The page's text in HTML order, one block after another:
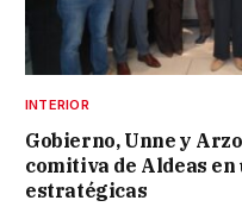
INTERIOR
Gobierno, Unne y
comitiva de Aldeas
estratégicas